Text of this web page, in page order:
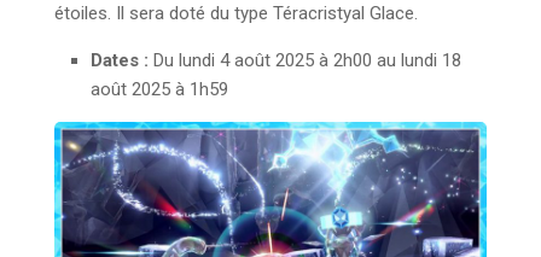
étoiles. Il sera doté du type Téracristyal Glace.
Dates : Du lundi 4 août 2025 à 2h00 au lundi 18
août 2025 à 1h59